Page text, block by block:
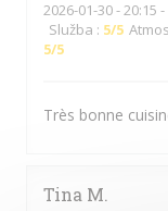
2026-01-30- 20:15
Služba : 5/5
5/5
Très bonne
Tina M